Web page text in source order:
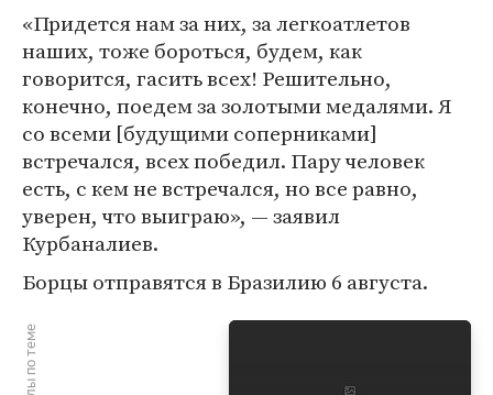
«Придется нам за них, за легкоатлетов
наших, тоже бороться, будем, как
говорится, гасить всех! Решительно,
конечно, поедем за золотыми медалями. Я
со всеми [будущими соперниками]
встречался, всех победил. Пару человек
есть, с кем не встречался, но все равно,
уверен, что выиграю», — заявил
Курбаналиев.
Борцы отправятся в Бразилию 6 августа.